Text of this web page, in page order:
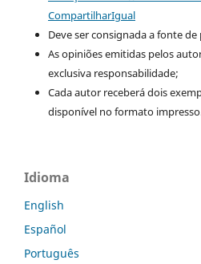
CompartilharIgual
Deve ser consignada a fonte
As opiniões emitidas pelos
exclusiva responsabilidade;
Cada autor receberá dois
disponível no formato
Idioma
English
Español
Português